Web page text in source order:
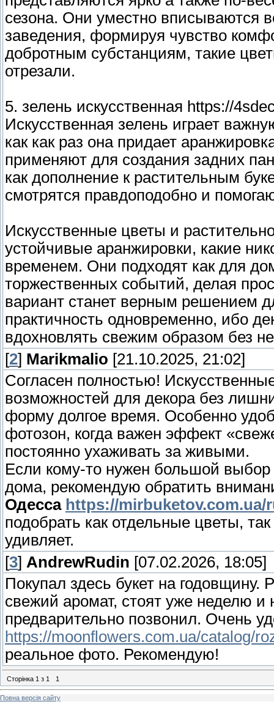
сезона. Они уместно вписываются
заведения, формируя чувство
добротным субстанциям, такие
отрезали.
5. зелень искусственная https://
Искусственная зелень играет
как как раз она придает
применяют для создания задних
как дополнение к растительным
смотрятся правдоподобно и
Искусственные цветы и
устойчивые аранжировки, какие
временем. Они подходят как для
торжественных событий, делая
вариант станет верным решением
практичность одновременно, ибо
вдохновлять свежим образом без
[2] Marikmalio [21.10.2025, 21:02]
Согласен полностью!
возможностей для декора без
форму долгое время. Особенно
фотозон, когда важен эффект
постоянно ухаживать за живыми.
Если кому-то нужен большой
дома, рекомендую обратить
Одесса https://mirbuketov.com.ua/
подобрать как отдельные цветы,
удивляет.
[3] AndrewRudin [07.02.2026, 18:05]
Покупал здесь букет на
свежий аромат, стоят уже неделю и
предварительно позвонил. Очень
https://moonflowers.com.ua/catalog/
реальное фото. Рекомендую!
Сторінка 1 з 1 1
Повна версія сайту